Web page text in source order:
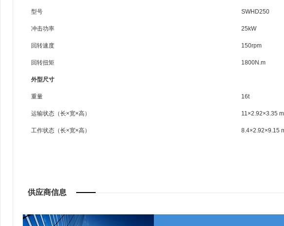
型号 SWHD250
冲击功率 25kW
回转速度 150rpm
回转扭矩 1800N.m
外型尺寸
重量 16t
运输状态（长×宽×高） 11×2.92×3.35 m
工作状态（长×宽×高） 8.4×2.92×9.15
供应商信息